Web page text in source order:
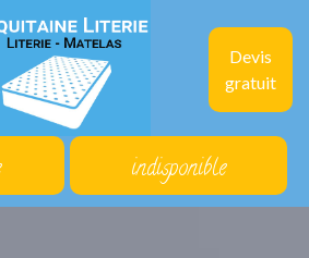
Devis
gratuit
indisponible